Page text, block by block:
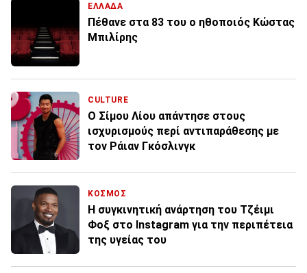
ΕΛΛΑΔΑ
Πέθανε στα 83 του ο ηθοποιός Κώστας
Μπιλίρης
CULTURE
Ο Σίμου Λίου απάντησε στους
ισχυρισμούς περί αντιπαράθεσης με
τον Ράιαν Γκόσλινγκ
ΚΟΣΜΟΣ
Η συγκινητική ανάρτηση του Τζέιμι
Φοξ στο Instagram για την περιπέτεια
της υγείας του